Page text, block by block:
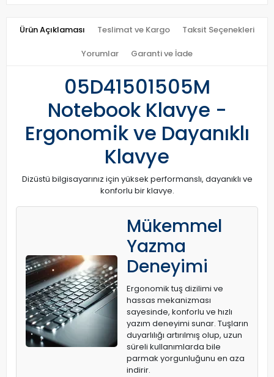
Ürün Açıklaması Teslimat ve Kargo Taksit Seçenekleri
Yorumlar Garanti ve İade
05D41501505M
Notebook Klavye -
Ergonomik ve Dayanıklı
Klavye
Dizüstü bilgisayarınız için yüksek performanslı, dayanıklı ve
konforlu bir klavye.
Mükemmel
Yazma
Deneyimi
Ergonomik tuş dizilimi ve
hassas mekanizması
sayesinde, konforlu ve hızlı
yazım deneyimi sunar. Tuşların
duyarlılığı artırılmış olup, uzun
süreli kullanımlarda bile
parmak yorgunluğunu en aza
indirir.